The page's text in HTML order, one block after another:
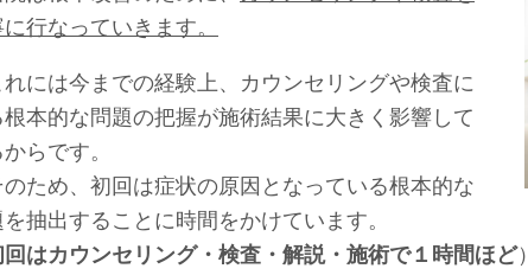
行なっていきます。
には今までの経験上、カウンセリングや検査に
根本的な問題の把握が施術結果に大きく影響して
らです。
ため、初回は症状の原因となっている根本的な
抽出することに時間をかけています。
回はカウンセリング・検査・解説・施術で１時間ほど）